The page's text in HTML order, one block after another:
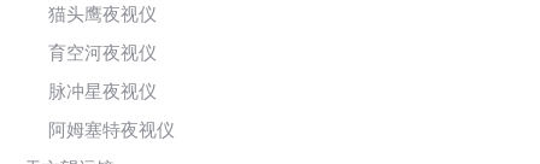
猫头鹰夜视仪
育空河夜视仪
脉冲星夜视仪
阿姆塞特夜视仪